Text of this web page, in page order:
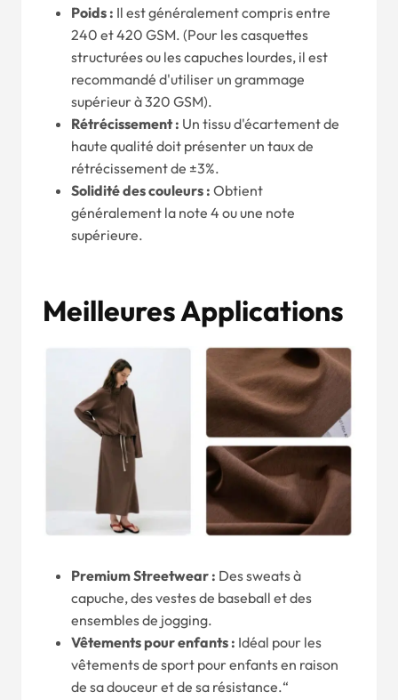
Poids : Il est généralement compris entre
240 et 420 GSM. (Pour les casquettes
structurées ou les capuches lourdes, il est
recommandé d'utiliser un grammage
supérieur à 320 GSM).
Rétrécissement : Un tissu d'écartement de
haute qualité doit présenter un taux de
rétrécissement de ±3%.
Solidité des couleurs : Obtient
généralement la note 4 ou une note
supérieure.
Meilleures Applications
Premium Streetwear : Des sweats à
capuche, des vestes de baseball et des
ensembles de jogging.
Vêtements pour enfants : Idéal pour les
vêtements de sport pour enfants en raison
de sa douceur et de sa résistance.“